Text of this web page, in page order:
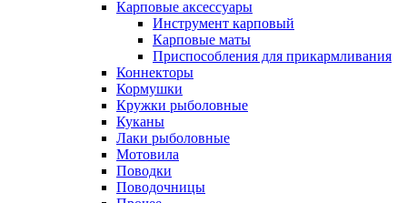
Карповые аксессуары
Инструмент карповый
Карповые маты
Приспособления для прикармливания
Коннекторы
Кормушки
Кружки рыболовные
Куканы
Лаки рыболовные
Мотовила
Поводки
Поводочницы